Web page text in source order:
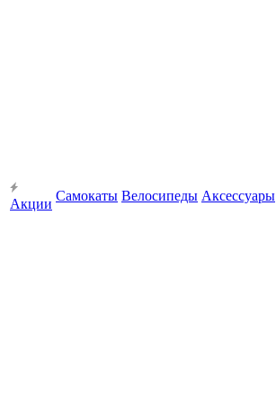
Акции
Самокаты Велосипеды Аксессуары